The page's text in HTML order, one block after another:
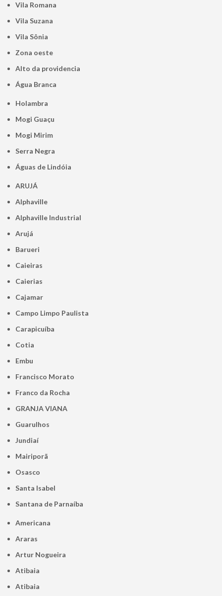
Vila Romana
Vila Suzana
Vila Sônia
Zona oeste
alto da providencia
Água Branca
Holambra
Mogi Guaçu
Mogi Mirim
Serra Negra
Águas de Lindóia
ARUJÁ
Alphaville
Alphaville Industrial
Arujá
Barueri
Caieiras
Caierias
Cajamar
Campo Limpo Paulista
Carapicuíba
Cotia
Embu
Francisco Morato
Franco da Rocha
GRANJA VIANA
Guarulhos
Jundiaí
Mairiporã
Osasco
Santa Isabel
Santana de Parnaíba
Americana
Araras
Artur Nogueira
Atibaia
Atibaia